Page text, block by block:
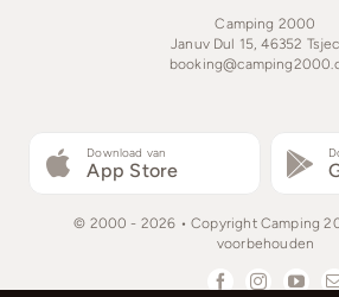
Camping 2000
Januv Dul 15, 46352
Download van
App Store
© 2000 - 2026 • Copyright Camping
voorbehouden